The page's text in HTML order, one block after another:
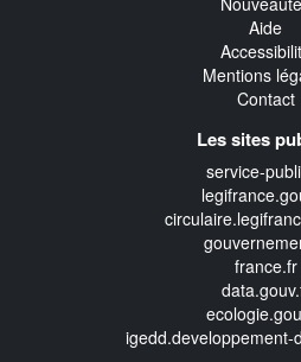
Aide
Mentions
Contact
Les sites
service-
france.fr
igedd.developpement-